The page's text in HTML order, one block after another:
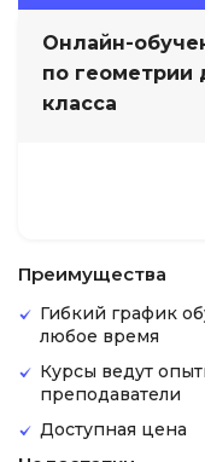
Онлайн-
по геометрии
класса
Преимущества
Гибкий график
любое время
Курсы ведут
преподаватели
Доступная цена